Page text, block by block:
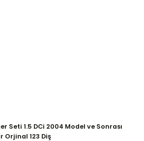
Seti 1.5 DCi 2004 Model ve Sonrası
123 Diş